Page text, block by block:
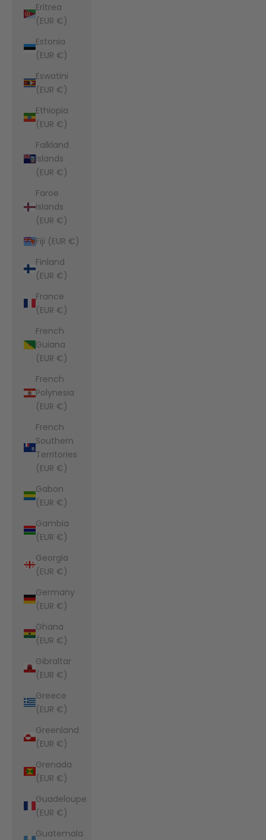
Eritrea
(EUR €)
Estonia
(EUR €)
Eswatini
(EUR €)
Ethiopia
(EUR €)
Falkland
Islands
(EUR €)
Faroe
Islands
(EUR €)
Fiji (EUR €)
Finland
(EUR €)
France
(EUR €)
French
Guiana
(EUR €)
French
Polynesia
(EUR €)
French
Southern
Territories
(EUR €)
Gabon
(EUR €)
Gambia
(EUR €)
Georgia
(EUR €)
Germany
(EUR €)
Ghana
(EUR €)
Gibraltar
(EUR €)
Greece
(EUR €)
Greenland
(EUR €)
Grenada
(EUR €)
Guadeloupe
(EUR €)
Guatemala